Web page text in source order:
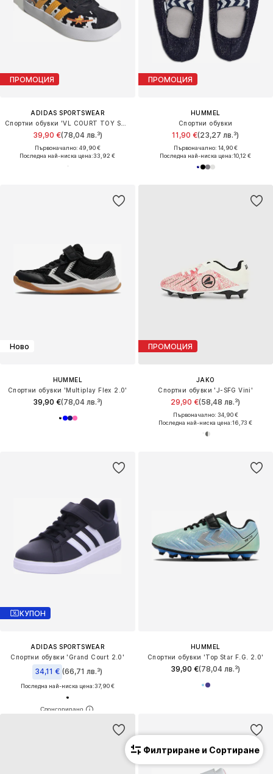
ПРОМОЦИЯ
ADIDAS SPORTSWEAR
39,90 €(78,04 лв.³)
Първоначално: 49,90 €
Последна най-ниска цена:33,92 €
ПРОМОЦИЯ
HUMMEL
Спортни обувки
11,90 €(23,27 лв.³)
Първоначално: 14,90 €
Последна най-ниска цена:10,12 €
Ново
HUMMEL
Спортни обувки 'Multiplay Flex 2.0'
39,90 €(78,04 лв.³)
ПРОМОЦИЯ
JAKO
Спортни обувки 'J-SFG Vini'
29,90 €(58,48 лв.³)
Първоначално: 34,90 €
Последна най-ниска цена:16,73 €
КУПОН
ADIDAS SPORTSWEAR
Спортни обувки 'Grand Court 2.0'
34,11 € (66,71 лв.³)
Последна най-ниска цена:37,90 €
HUMMEL
Спортни обувки 'Top Star F.G. 2.0'
39,90 €(78,04 лв.³)
Филтриране и Сортиране